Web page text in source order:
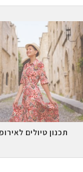
תכנון טיולים